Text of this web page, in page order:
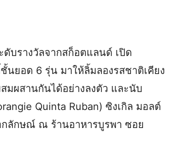
ดับรางวัลจากสก็อตแลนด์ เปิด
ยอด 6 รุ่น มาให้ลิ้มลองรสชาติเคียง
มผสานกันได้อย่างลงตัว และนับ
Quinta Ruban) ซิงเกิล มอลต์
กลักษณ์ ณ ร้านอาหารบูรพา ซอย